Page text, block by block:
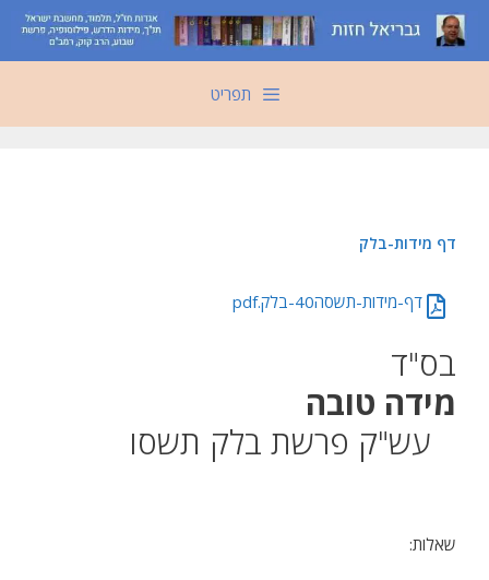
לדלג
לתוכן
תפריט
‏‏דף מידות-בלק
‏‏דף-מידות-תשסה40-בלק.pdf
בס"ד
מידה טובה
עש"ק פרשת בלק תשסו
שאלות: